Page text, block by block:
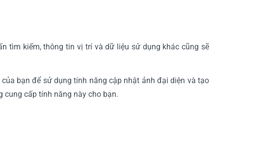
tìm kiếm, thông tin vị trí và dữ liệu sử dụng khác cũng sẽ
bạn để sử dụng tính năng cập nhật ảnh đại diện và tạo
cung cấp tính năng này cho bạn.